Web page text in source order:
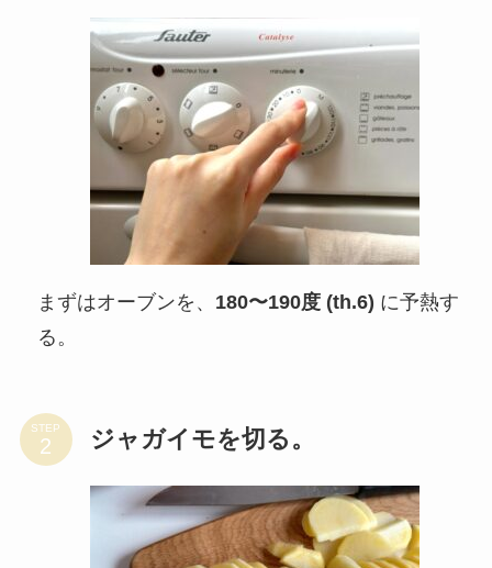
まずはオーブンを、 180〜190度 (th.6) に予熱す
る。
STEP ジャガイモを切る。